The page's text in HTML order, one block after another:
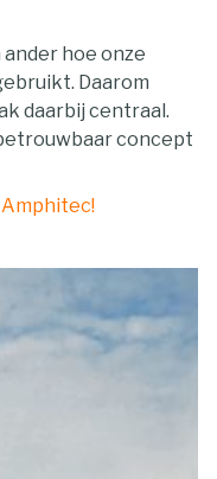
hoe onze
Daarom
daarbij centraal.
concept